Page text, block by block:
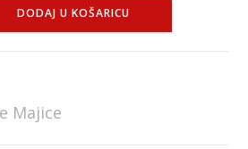
DODAJ U KOŠARICU
Majice